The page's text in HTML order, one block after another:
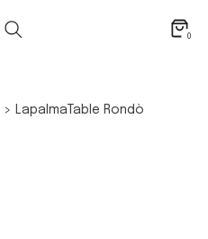
0
> LapalmaTable Rondò